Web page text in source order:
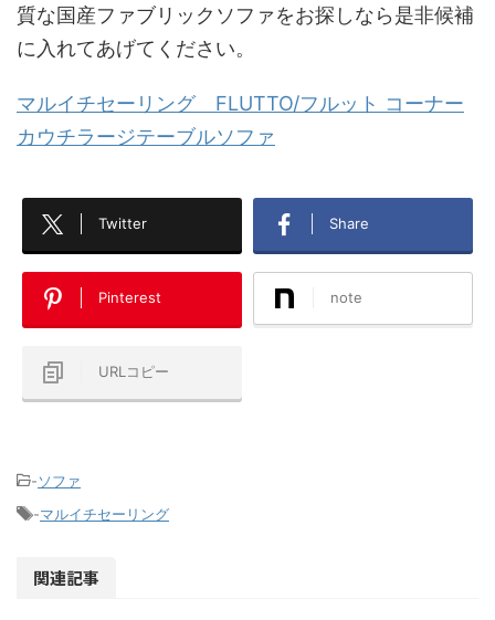
質な国産ファブリックソファをお探しなら是非候補
に入れてあげてください。
マルイチセーリング FLUTTO/フルット コーナー
カウチラージテーブルソファ
Twitter Share
Pinterest note
URLコピー
-ソファ
-マルイチセーリング
関連記事